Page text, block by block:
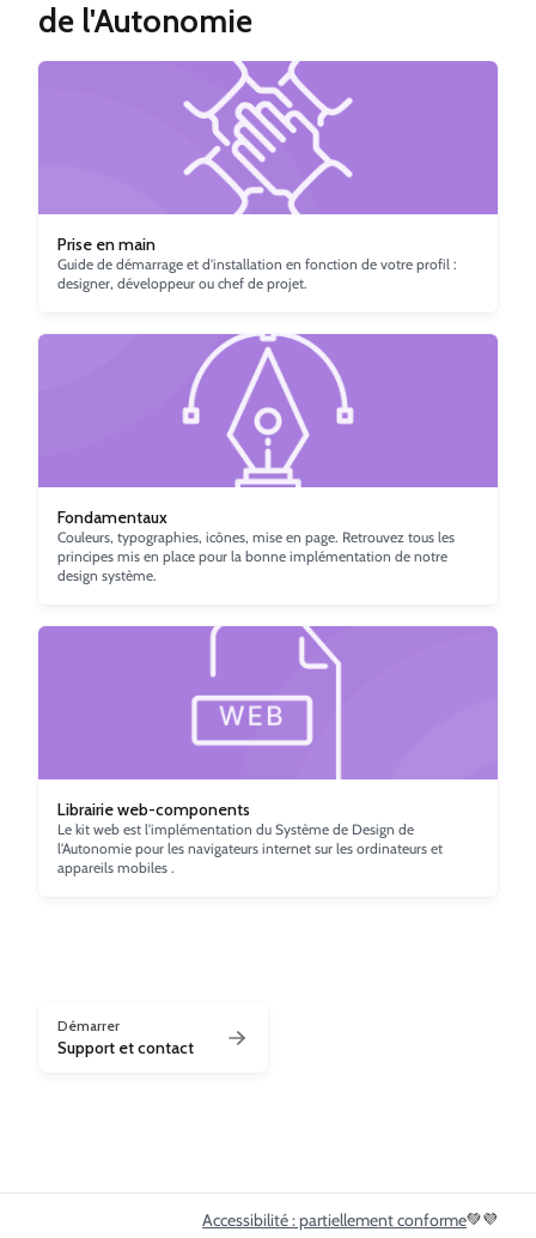
de l'Autonomie
Prise en main
Guide de démarrage et d'installation en fonction de votre profil :
designer, développeur ou chef de projet.
Fondamentaux
Couleurs, typographies, icônes, mise en page. Retrouvez tous les
principes mis en place pour la bonne implémentation de notre
design système.
Librairie web-components
Le kit web est l'implémentation du Système de Design de
l'Autonomie pour les navigateurs internet sur les ordinateurs et
appareils mobiles .
Démarrer
Support et contact
Accessibilité : partiellement conforme💚💜